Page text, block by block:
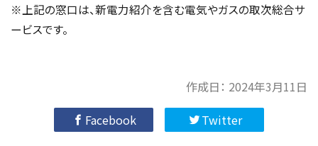
※上記の窓口は、新電力紹介を含む電気やガスの取次総合サ
ービスです。
作成日： 2024年3月11日
Facebook
Twitter